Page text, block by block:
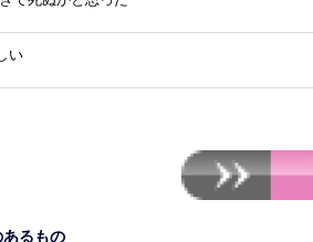
い
るもの